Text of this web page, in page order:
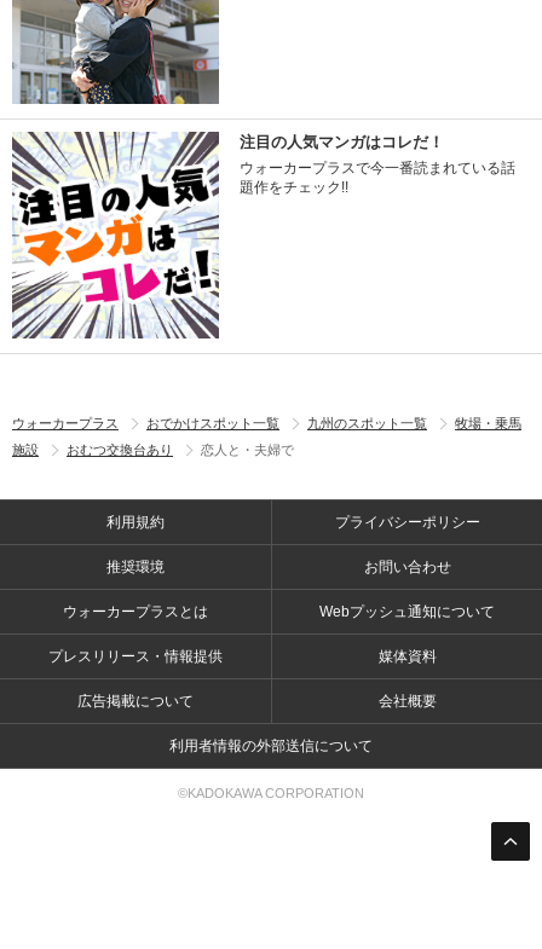
注目の人気マンガはコレだ！
ウォーカープラスで今一番読まれている話
題作をチェック!!
ウォーカープラス おでかけスポット一覧 九州のスポット一覧
牧場・乗馬
施設
おむつ交換台あり 恋人と・夫婦で
利用規約 プライバシーポリシー
推奨環境 お問い合わせ
ウォーカープラスとは Webプッシュ通知について
プレスリリース・情報提供 媒体資料
広告掲載について 会社概要
利用者情報の外部送信について
©KADOKAWA CORPORATION